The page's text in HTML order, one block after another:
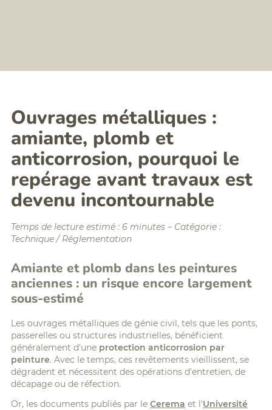
Ouvrages métalliques :
amiante, plomb et
anticorrosion, pourquoi le
repérage avant travaux est
devenu incontournable
Temps de lecture estimé : 6 minutes – Catégorie :
Technique / Réglementation
Amiante et plomb dans les peintures
anciennes : un risque encore largement
sous-estimé
Les ouvrages métalliques de génie civil, tels que les ponts,
passerelles ou structures industrielles, bénéficient
généralement d'une protection anticorrosion par
peinture. Avec le temps, ces revêtements vieillissent, se
dégradent et nécessitent des opérations d'entretien, de
décapage ou de réfection.
Or, les documents publiés par le Cerema et l'Université